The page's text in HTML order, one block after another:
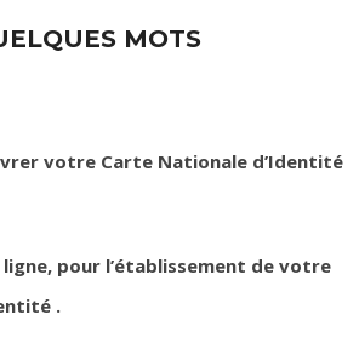
MOTS
votre Carte Nationale d’Identité
pour l’établissement de votre
.